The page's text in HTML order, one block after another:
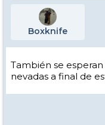
Boxknife
También se
nevadas a final de